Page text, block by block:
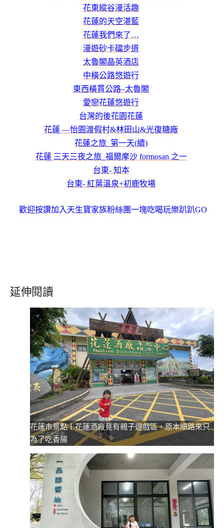
花東縱谷漫活趣
花蓮的天空湛藍
花蓮我們來了…
漫遊砂卡礑步道
太魯閣晶英酒店
中橫公路悠遊行
東西橫貫公路–太魯閣
愛戀花蓮悠遊行
台灣的後花園花蓮
花蓮 —怡園渡假村&林田山&光復糖廠
花蓮之旅_第一天(續)
花蓮 三天三夜之旅_福爾摩沙 formosan 之一
台東- 知本
台東- 紅葉溫泉+初鹿牧場
歡迎按讚加入天生寶家族粉絲團一塊吃喝玩樂趴趴GO
延伸閱讀
花蓮市景點〡花蓮酒廠竟有親子遊戲區，原本順路來只
為了吃香腸